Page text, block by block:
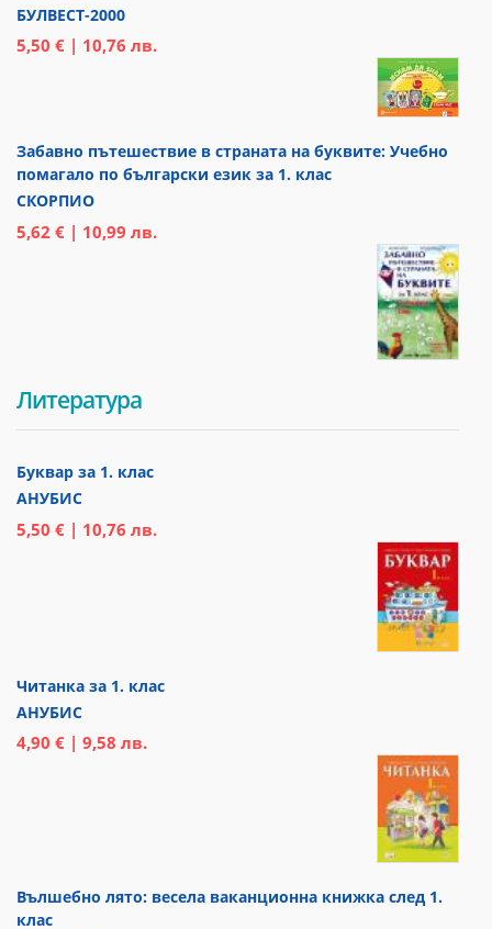
БУЛВЕСТ-2000
5,50 € | 10,76 лв.
Забавно пътешествие в страната на буквите: Учебно
помагало по български език за 1. клас
СКОРПИО
5,62 € | 10,99 лв.
Литература
Буквар за 1. клас
АНУБИС
5,50 € | 10,76 лв.
Читанка за 1. клас
АНУБИС
4,90 € | 9,58 лв.
Вълшебно лято: весела ваканционна книжка след 1.
клас